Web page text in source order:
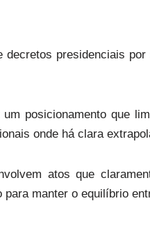
presidenciais
posicionamento que
onde há clara
atos que
manter o equilíbrio